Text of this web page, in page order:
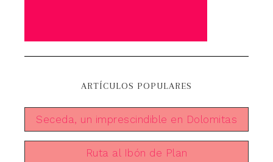
ARTÍCULOS POPULARES
Seceda, un imprescindible en Dolomitas
Ruta al Ibón de Plan